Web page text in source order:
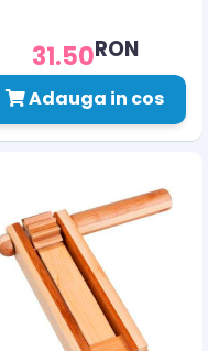
31.50RON
Adauga in cos